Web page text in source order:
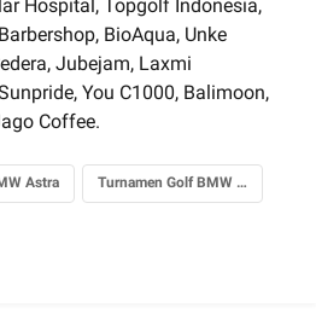
Hospital, Topgolf Indonesia,
BioAqua, Unke
Jubejam, Laxmi
You C1000, Balimoon,
Coffee.
Astra Turnamen Golf BMW Astra